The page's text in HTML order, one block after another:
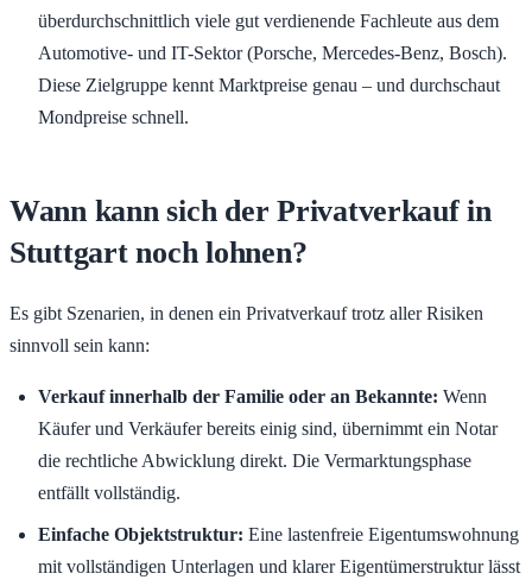
überdurchschnittlich viele gut verdienende Fachleute aus dem
Automotive- und IT-Sektor (Porsche, Mercedes-Benz, Bosch).
Diese Zielgruppe kennt Marktpreise genau – und durchschaut
Mondpreise schnell.
Wann kann sich der Privatverkauf in
Stuttgart noch lohnen?
Es gibt Szenarien, in denen ein Privatverkauf trotz aller Risiken
sinnvoll sein kann:
Verkauf innerhalb der Familie oder an Bekannte: Wenn
Käufer und Verkäufer bereits einig sind, übernimmt ein Notar
die rechtliche Abwicklung direkt. Die Vermarktungsphase
entfällt vollständig.
Einfache Objektstruktur: Eine lastenfreie Eigentumswohnung
mit vollständigen Unterlagen und klarer Eigentümerstruktur lässt